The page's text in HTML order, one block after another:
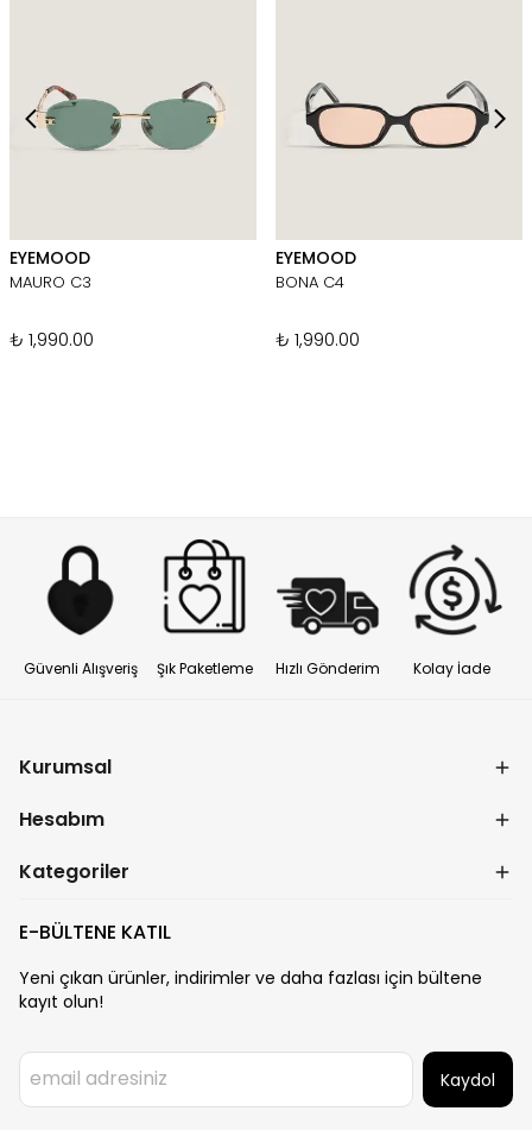
EYEMOOD
MAURO C3
₺ 1,990.00
EYEMOOD
BONA C4
₺ 1,990.00
Güvenli Alışveriş Şık Paketleme Hızlı Gönderim Kolay İade
Kurumsal
Hesabım
Kategoriler
E-BÜLTENE KATIL
Yeni çıkan ürünler, indirimler ve daha fazlası için bültene
kayıt olun!
Kaydol